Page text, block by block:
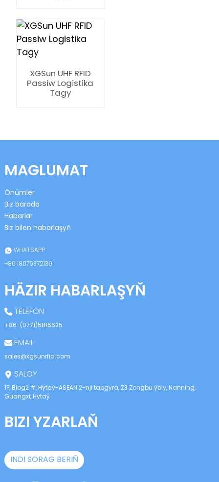
XGSun UHF RFID
Passiw Logistika
Tagy
MAGLUMAT
Önümler
Biz barada
Habarlar
Biz bilen habarlaşyň
WHATSAPP
+86 18076372139
HÄZIR HABARLAŞYŇ
TELEFON
+86-(0771)5816625
EMAIL
sales@xgsunrfid.com
SALGY
1F, Blog2 #, Hytaý-ASEAN 2-nji tapgyra, Z3 Zongbu ýoly, Nanning,
Guangxi, Hytaý
BIZI YZARLAŇ
INDI SORAG BERIŇ